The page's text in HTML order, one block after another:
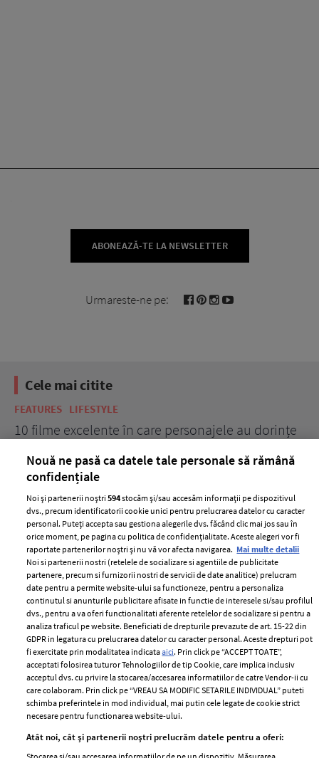
ABONEAZĂ-TE LA NEWSLETTER
Urmareste-ne pe:
Cele mai citite
FEATURES LIFESTYLE
10 filme excelente în care personajele au dorințe
ELLE Style Awards
2024
Despre ELLE
Romania
Contact
Abonamente
Termeni si conditii
Politica de
confidențialitate
Politica de cookies
Publicitate
GSP
femei
Nouă ne pasă ca datele tale personale să rămână
confidențiale
Noi și partenerii noștri594stocăm și/sau accesăm informații pe dispozitivul
dvs., precum identificatorii cookie unici pentru prelucrarea datelor cu caracter
personal. Puteți accepta sau gestiona alegerile dvs. făcând clic mai jos sau în
orice moment, pe pagina cu politica de confidențialitate. Aceste alegeri vor fi
raportate partenerilor noștri și nu vă vor afecta navigarea. Mai multe detalii
Noi si partenerii nostri (retelele de socializare si agentiile de publicitate
partenere, precum si furnizorii nostri de servicii de date analitice) prelucram
date pentru a permite website-ului sa functioneze, pentru a personaliza
continutul si anunturile publicitare afisate in functie de interesele si/sau profilul
dvs., pentru a va oferi functionalitati aferente retelelor de socializare si pentru a
analiza traficul pe website. Beneficiati de drepturile prevazute de art. 15-22 din
GDPR in legatura cu prelucrarea datelor cu caracter personal. Aceste drepturi pot
fi exercitate prin modalitatea indicataaici. Prin click pe “ACCEPT TOATE”,
acceptati folosirea tuturor Tehnologiilor de tip Cookie, care implica inclusiv
acceptul dvs. cu privire la stocarea/accesarea informatiilor de catre Vendor-ii cu
care colaboram. Prin click pe “VREAU SA MODIFIC SETARILE INDIVIDUAL” puteti
schimba preferintele in mod individual, mai putin cele legate de cookie strict
necesare pentru functionarea website-ului.
Atât noi, cât și partenerii noștri prelucrăm datele pentru a oferi: